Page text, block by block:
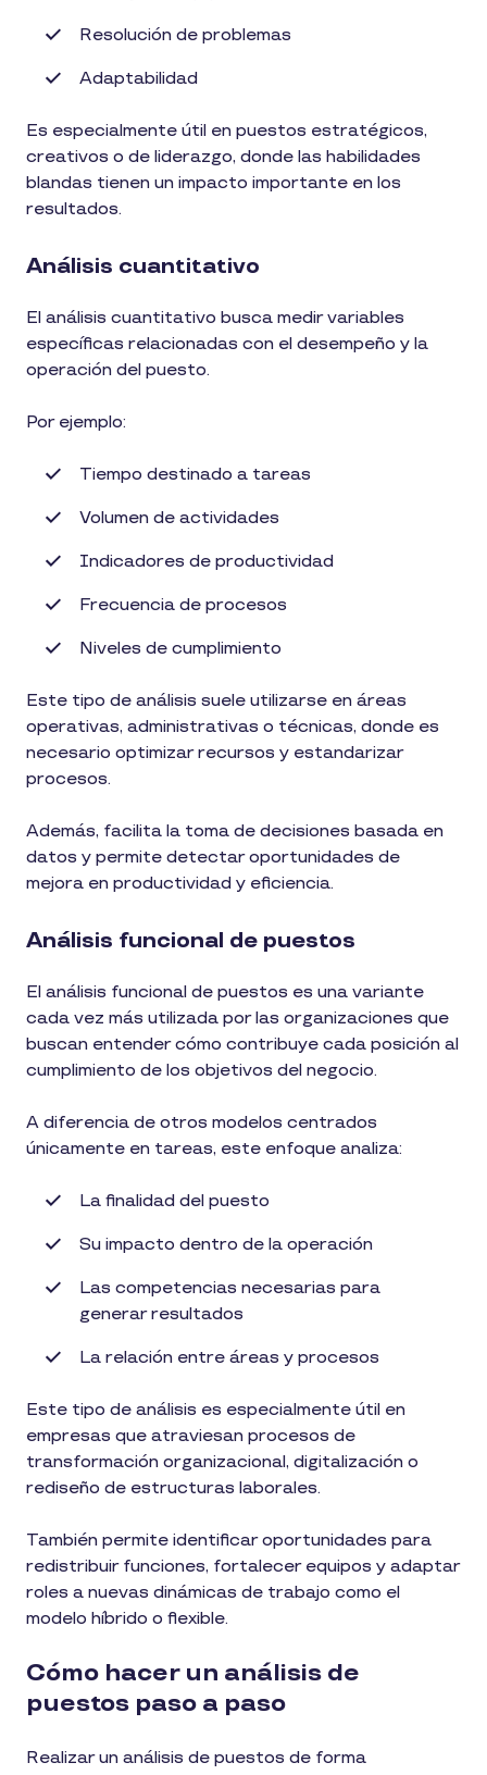
Resolución de problemas
Adaptabilidad
Es especialmente útil en puestos estratégicos,
creativos o de liderazgo, donde las habilidades
blandas tienen un impacto importante en los
resultados.
Análisis cuantitativo
El análisis cuantitativo busca medir variables
específicas relacionadas con el desempeño y la
operación del puesto.
Por ejemplo:
Tiempo destinado a tareas
Volumen de actividades
Indicadores de productividad
Frecuencia de procesos
Niveles de cumplimiento
Este tipo de análisis suele utilizarse en áreas
operativas, administrativas o técnicas, donde es
necesario optimizar recursos y estandarizar
procesos.
Además, facilita la toma de decisiones basada en
datos y permite detectar oportunidades de
mejora en productividad y eficiencia.
Análisis funcional de puestos
El análisis funcional de puestos es una variante
cada vez más utilizada por las organizaciones que
buscan entender cómo contribuye cada posición al
cumplimiento de los objetivos del negocio.
A diferencia de otros modelos centrados
únicamente en tareas, este enfoque analiza:
La finalidad del puesto
Su impacto dentro de la operación
Las competencias necesarias para
generar resultados
La relación entre áreas y procesos
Este tipo de análisis es especialmente útil en
empresas que atraviesan procesos de
transformación organizacional, digitalización o
rediseño de estructuras laborales.
También permite identificar oportunidades para
redistribuir funciones, fortalecer equipos y adaptar
roles a nuevas dinámicas de trabajo como el
modelo híbrido o flexible.
Cómo hacer un análisis de
puestos paso a paso
Realizar un análisis de puestos de forma